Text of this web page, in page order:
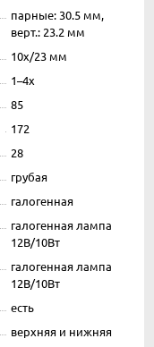
парные: 30.5 мм,
верт.: 23.2 мм
10x/23 мм
1–4x
85
172
28
грубая
галогенная
галогенная лампа
12В/10Вт
галогенная лампа
12В/10Вт
есть
верхняя и нижняя